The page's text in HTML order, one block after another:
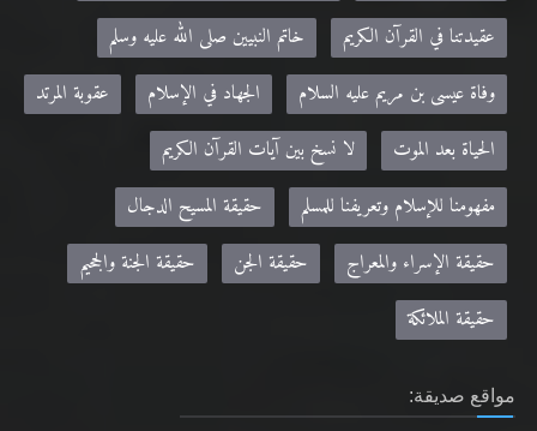
عقيدتنا في القرآن الكريم
خاتم النبيين صلى الله عليه وسلم
وفاة عيسى بن مريم عليه السلام
الجهاد في الإسلام
عقوبة المرتد
الحياة بعد الموت
لا نسخ بين آيات القرآن الكريم
مفهومنا للإسلام وتعريفنا للمسلم
حقيقة المسيح الدجال
حقيقة الإسراء والمعراج
حقيقة الجن
حقيقة الجنة والجحيم
حقيقة الملائكة
مواقع صديقة: